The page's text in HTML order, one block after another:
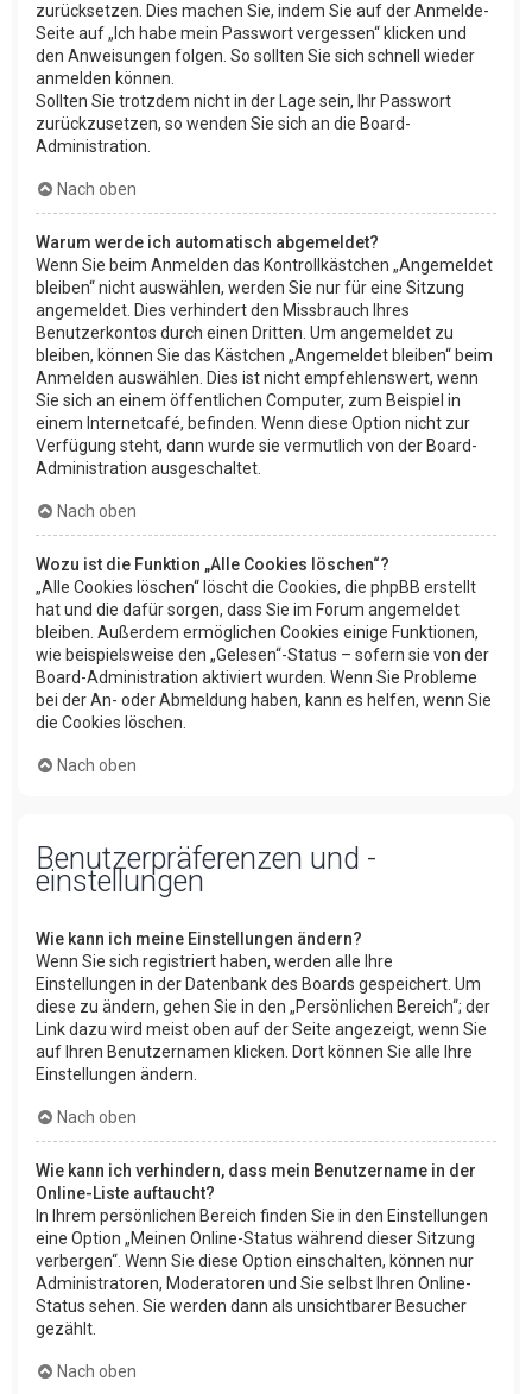
zurücksetzen. Dies machen Sie, indem Sie auf der Anmelde-
Seite auf „Ich habe mein Passwort vergessen“ klicken und
den Anweisungen folgen. So sollten Sie sich schnell wieder
anmelden können.
Sollten Sie trotzdem nicht in der Lage sein, Ihr Passwort
zurückzusetzen, so wenden Sie sich an die Board-
Administration.
Nach oben
Warum werde ich automatisch abgemeldet?
Wenn Sie beim Anmelden das Kontrollkästchen „Angemeldet
bleiben“ nicht auswählen, werden Sie nur für eine Sitzung
angemeldet. Dies verhindert den Missbrauch Ihres
Benutzerkontos durch einen Dritten. Um angemeldet zu
bleiben, können Sie das Kästchen „Angemeldet bleiben“ beim
Anmelden auswählen. Dies ist nicht empfehlenswert, wenn
Sie sich an einem öffentlichen Computer, zum Beispiel in
einem Internetcafé, befinden. Wenn diese Option nicht zur
Verfügung steht, dann wurde sie vermutlich von der Board-
Administration ausgeschaltet.
Nach oben
Wozu ist die Funktion „Alle Cookies löschen“?
„Alle Cookies löschen“ löscht die Cookies, die phpBB erstellt
hat und die dafür sorgen, dass Sie im Forum angemeldet
bleiben. Außerdem ermöglichen Cookies einige Funktionen,
wie beispielsweise den „Gelesen“-Status – sofern sie von der
Board-Administration aktiviert wurden. Wenn Sie Probleme
bei der An- oder Abmeldung haben, kann es helfen, wenn Sie
die Cookies löschen.
Nach oben
Benutzerpräferenzen und -
einstellungen
Wie kann ich meine Einstellungen ändern?
Wenn Sie sich registriert haben, werden alle Ihre
Einstellungen in der Datenbank des Boards gespeichert. Um
diese zu ändern, gehen Sie in den „Persönlichen Bereich“; der
Link dazu wird meist oben auf der Seite angezeigt, wenn Sie
auf Ihren Benutzernamen klicken. Dort können Sie alle Ihre
Einstellungen ändern.
Nach oben
Wie kann ich verhindern, dass mein Benutzername in der
Online-Liste auftaucht?
In Ihrem persönlichen Bereich finden Sie in den Einstellungen
eine Option „Meinen Online-Status während dieser Sitzung
verbergen“. Wenn Sie diese Option einschalten, können nur
Administratoren, Moderatoren und Sie selbst Ihren Online-
Status sehen. Sie werden dann als unsichtbarer Besucher
gezählt.
Nach oben